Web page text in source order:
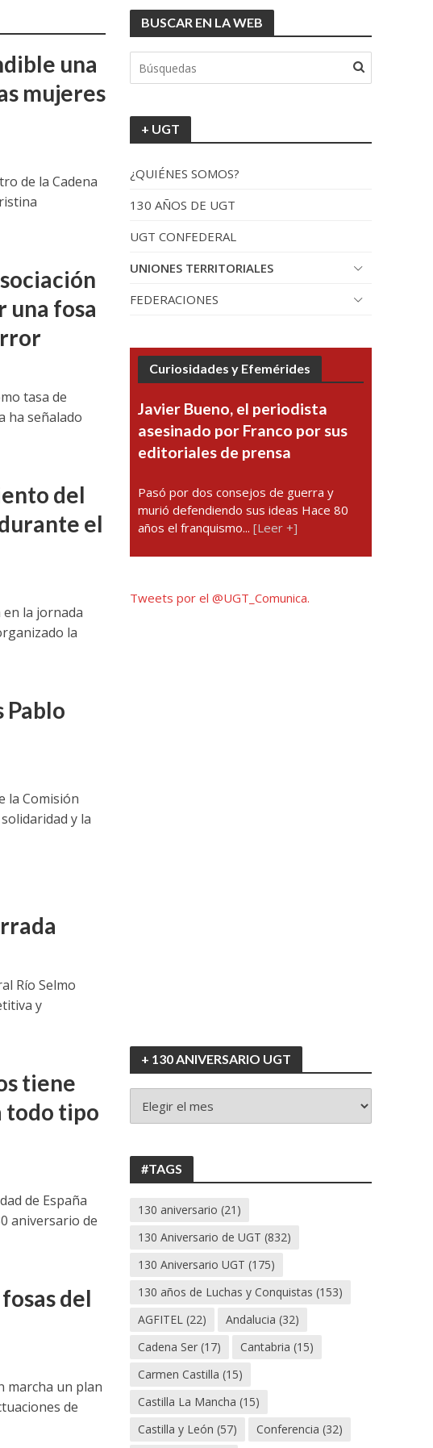
una
mujeres
de la Cadena
una fosa
tasa de
ha señalado
del
el
en la jornada
la
Pablo
la Comisión
y la
Río Selmo
y
tiene
todo tipo
de España
aniversario de
del
marcha un plan
de
BUSCAR EN LA WEB
+ UGT
¿QUIÉNES SOMOS?
130 AÑOS DE UGT
UGT CONFEDERAL
UNIONES TERRITORIALES
FEDERACIONES
Curiosidades y Efemérides
Javier Bueno, el periodista
asesinado por Franco por sus
editoriales de prensa
Pasó por dos consejos de guerra y
murió defendiendo sus ideas Hace 80
años el franquismo...[Leer +]
Tweets por el @UGT_Comunica.
+ 130 ANIVERSARIO UGT
130
#TAGS
130 aniversario (21)
130 Aniversario de UGT (832)
130 Aniversario UGT (175)
130 años de Luchas y Conquistas (153)
AGFITEL (22) Andalucia (32)
Cadena Ser (17) Cantabria (15)
Carmen Castilla (15)
Castilla La Mancha (15)
Castilla y León (57) Conferencia (32)